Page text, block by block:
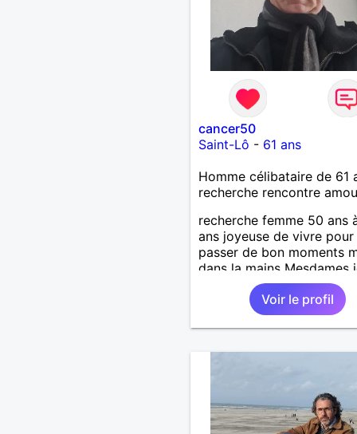
cancer50
Saint-Lô - 61 ans
Homme célibataire de 61
recherche rencontre
recherche femme 50 ans
ans joyeuse de vivre pour
passer de bon moments
dans la mains Mesdames
attend de vous lire .
Voir le profil